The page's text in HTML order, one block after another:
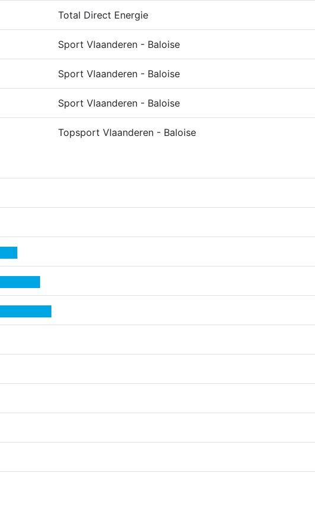
Total Direct Energie
Sport Vlaanderen - Baloise
Sport Vlaanderen - Baloise
Sport Vlaanderen - Baloise
Topsport Vlaanderen - Baloise